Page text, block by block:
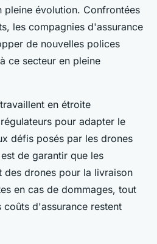
pleine évolution. Confrontées
les compagnies d'assurance
de nouvelles polices
ce secteur en pleine
en étroite
pour adapter le
défis posés par les drones
de garantir que les
des drones pour la livraison
en cas de dommages, tout
d'assurance restent